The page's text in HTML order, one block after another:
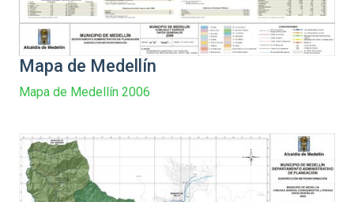
Mapa de Medellín
Mapa de Medellín 2006